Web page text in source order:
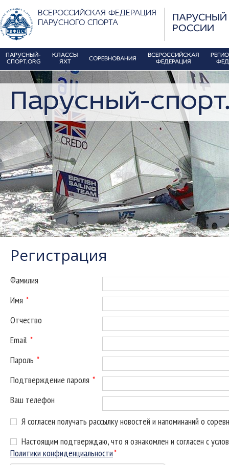
ВСЕРОССИЙСКАЯ ФЕДЕРАЦИЯ
ПАРУСНОГО СПОРТА
ПАРУСНЫЙ
РОССИИ
ПАРУСНЫЙ-
СПОРТ.ORG
КЛАССЫ
ЯХТ
СОРЕВНОВАНИЯ
ВСЕРОССИЙСКАЯ
ФЕДЕРАЦИЯ
Парусный-
Регистрация
Фамилия
Имя *
Отчество
Email *
Пароль *
Подтверждение пароля *
Ваш телефон
Я согласен получать рассылку новостей и напоминаний о
Настоящим подтверждаю, что я ознакомлен и согласен с
Политики конфиденциальности*